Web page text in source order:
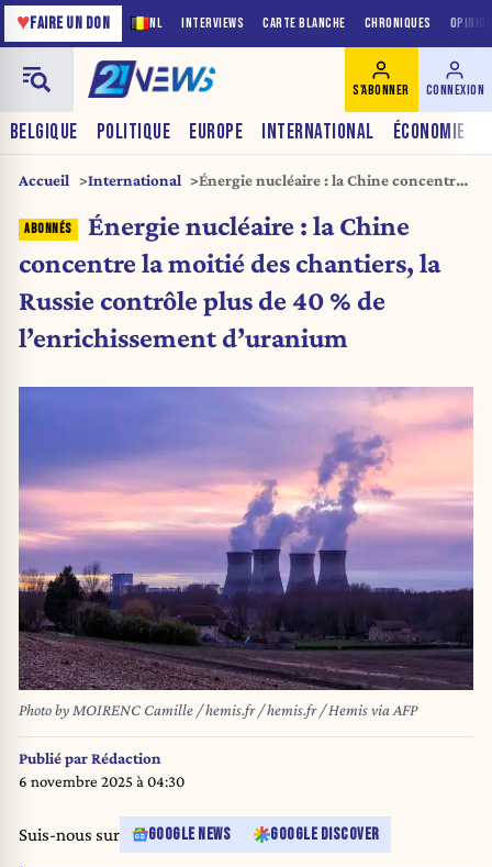
NL INTERVIEWS CARTE BLANCHE CHRONIQUES
♥FAIRE UN DON
BELGIQUE POLITIQUE EUROPE INTERNATIONAL ÉCONOMIE
S'ABONNER CONNEXION
Accueil International
Énergie nucléaire : la Chine concentre
contrôle plus de 40 % de
l’enrichissement d’uranium
Énergie nucléaire : la Chine
concentre la moitié des chantiers, la
Russie contrôle plus de 40 % de
l’enrichissement d’uranium
Photo by MOIRENC Camille / hemis.fr / hemis.fr / Hemis via AFP
Publié parRédaction
6 novembre 2025 à 04:30
Suis-nous sur GOOGLE NEWS GOOGLE DISCOVER